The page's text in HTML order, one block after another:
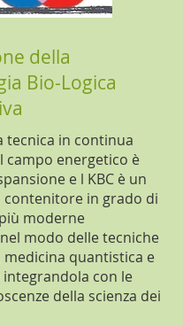
della
Bio-Logica
tecnica in continua
campo energetico è
e l KBC è un
contenitore in grado di
moderne
modo delle tecniche
medicina quantistica e
con le
della scienza dei